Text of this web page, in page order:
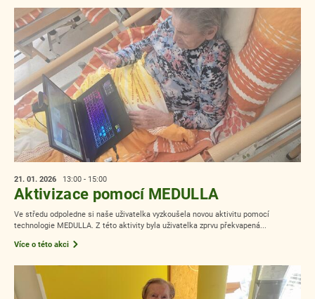
21. 01. 2026 13:00 - 15:00
Aktivizace pomocí MEDULLA
Ve středu odpoledne si naše uživatelka vyzkoušela novou aktivitu pomocí
technologie MEDULLA. Z této aktivity byla uživatelka zprvu překvapená...
Více o této akci